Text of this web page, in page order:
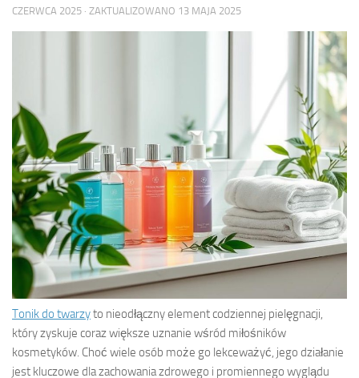
CZERWCA 2025 · ZAKTUALIZOWANO 13 MAJA 2025
Tonik do twarzyto nieodłączny element codziennej pielęgnacji,
który zyskuje coraz większe uznanie wśród miłośników
kosmetyków. Choć wiele osób może go lekceważyć, jego działanie
jest kluczowe dla zachowania zdrowego i promiennego wyglądu